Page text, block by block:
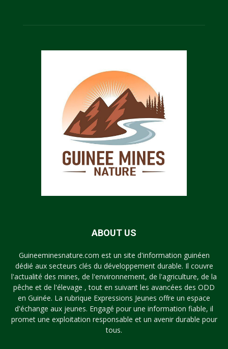
ABOUT US
Guineeminesnature.com est un site d'information guinéen
dédié aux secteurs clés du développement durable. Il couvre
l'actualité des mines, de l'environnement, de l'agriculture, de la
pêche et de l'élevage , tout en suivant les avancées des ODD
en Guinée. La rubrique Expressions Jeunes offre un espace
d'échange aux jeunes. Engagé pour une information fiable, il
promet une exploitation responsable et un avenir durable pour
tous.